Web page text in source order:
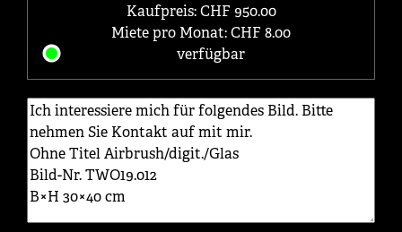
Kaufpreis: CHF 950.00
Miete pro Monat: CHF 8.00
verfügbar